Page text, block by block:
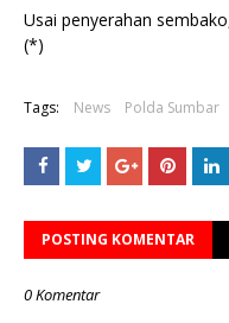
Usai penyerahan
(*)
Tags: News Polda Sumbar
POSTING KOMENTAR
0 Komentar